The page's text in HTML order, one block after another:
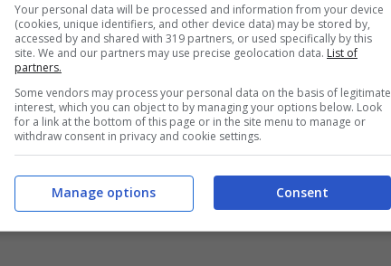
che con scheda ricaricabile e se siete nuovi
essere richiesta all’attivazione del numero
Your personal data will be processed and information from your device
(cookies, unique identifiers, and other device data) may be stored by,
accessed by and shared with 319 partners, or used specifically by this
site. We and our partners may use precise geolocation data. List of
partners.
Some vendors may process your personal data on the basis of legitimate
interest, which you can object to by managing your options below. Look
for a link at the bottom of this page or in the site menu to manage or
withdraw consent in privacy and cookie settings.
Consent
Manage options